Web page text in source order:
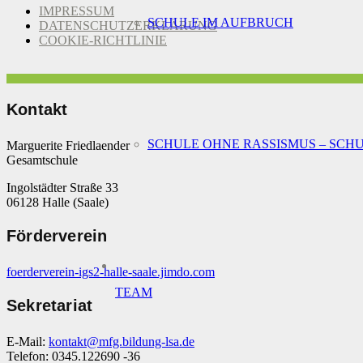
SCHULE IM AUFBRUCH
SCHULE OHNE RASSISMUS –
TEAM
IMPRESSUM
DATENSCHUTZERKLÄRUNG
COOKIE-RICHTLINIE
Kontakt
Marguerite Friedlaender
Gesamtschule
Ingolstädter Straße 33
06128 Halle (Saale)
Förderverein
foerderverein-igs2-halle-saale.jimdo.com
Sekretariat
E-Mail: kontakt@mfg.bildung-lsa.de
Telefon: 0345.122690 -36